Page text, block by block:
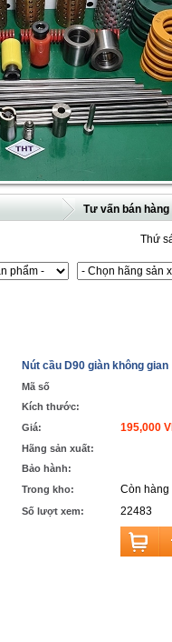
Tư vấn bán hàng
Thứ
Nút cầu D90 giàn không gian
Mã số
Kích thước:
Giá:
195,000
Hãng sản xuất:
Bảo hành:
Trong kho:
Còn hàng
Số lượt xem: 22483